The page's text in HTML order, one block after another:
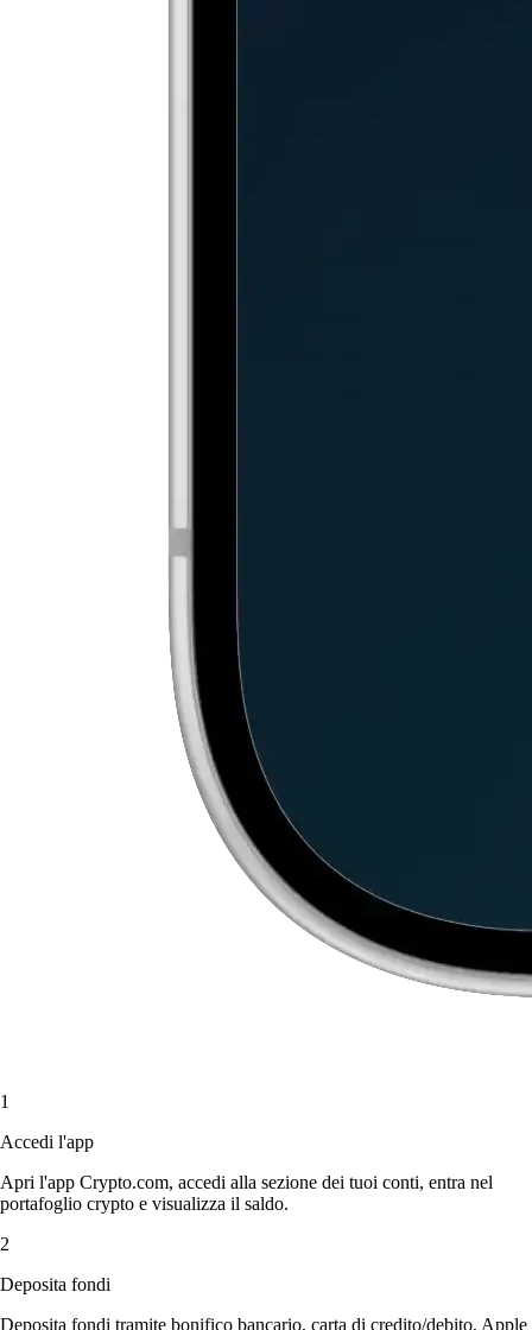
1
Accedi l'app
Apri l'app Crypto.com, accedi alla sezione dei tuoi conti, entra nel
portafoglio crypto e visualizza il saldo.
2
Deposita fondi
Deposita fondi tramite bonifico bancario, carta di credito/debito, Apple